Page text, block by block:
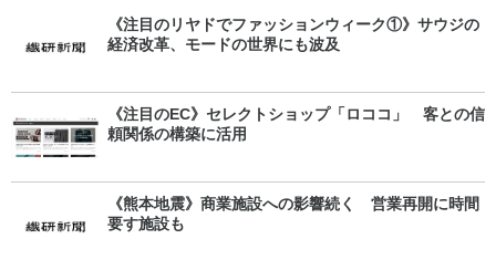
《注目のリヤドでファッションウィーク①》サウジの
経済改革、モードの世界にも波及
《注目のEC》セレクトショップ「ロココ」 客との信
頼関係の構築に活用
《熊本地震》商業施設への影響続く 営業再開に時間
要す施設も